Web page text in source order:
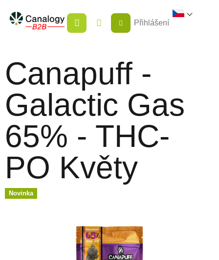
obsah
NÁKUPNÍ
KOŠÍK
Přihlášení
Canapuff -
Galactic Gas
65% - THC-
PO Květy
Novinka